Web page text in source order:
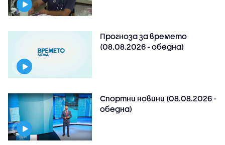
Прогноза за времето
(08.08.2026 - обедна)
Спортни новини (08.08.2026 -
обедна)